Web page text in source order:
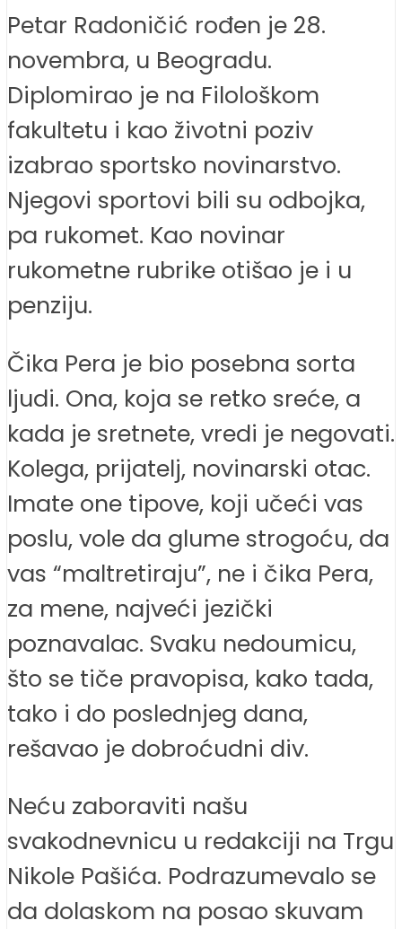
Petar Radoničić rođen je 28.
novembra, u Beogradu.
Diplomirao je na Filološkom
fakultetu i kao životni poziv
izabrao sportsko novinarstvo.
Njegovi sportovi bili su odbojka,
pa rukomet. Kao novinar
rukometne rubrike otišao je i u
penziju.
Čika Pera je bio posebna sorta
ljudi. Ona, koja se retko sreće, a
kada je sretnete, vredi je negovati.
Kolega, prijatelj, novinarski otac.
Imate one tipove, koji učeći vas
poslu, vole da glume strogoću, da
vas “maltretiraju”, ne i čika Pera,
za mene, najveći jezički
poznavalac. Svaku nedoumicu,
što se tiče pravopisa, kako tada,
tako i do poslednjeg dana,
rešavao je dobroćudni div.
Neću zaboraviti našu
svakodnevnicu u redakciji na Trgu
Nikole Pašića. Podrazumevalo se
da dolaskom na posao skuvam